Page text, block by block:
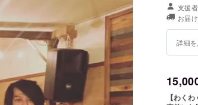
支援
お届
詳細を
【わく